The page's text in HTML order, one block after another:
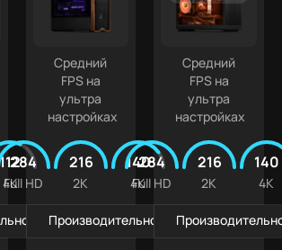
112
4K
в играх
Средний
FPS на
ультра
настройках
284
Full HD
216
2K
140
4K
Производительность в играх
Средний
FPS на
ультра
настройках
284
Full HD
216
2K
140
4K